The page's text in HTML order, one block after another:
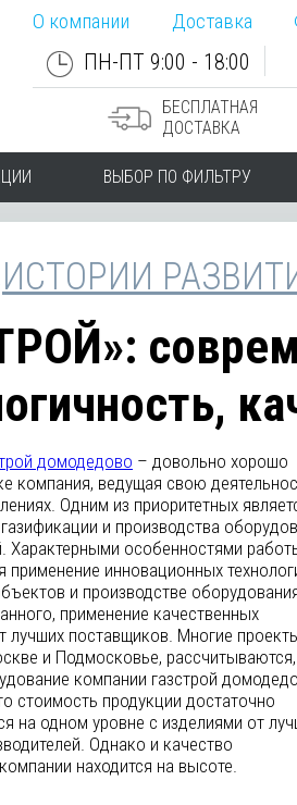
О компании Доставка
ПН-ПТ 9:00 - 18:00
БЕСПЛАТНАЯ
ДОСТАВКА
ВЫБОР ПО ФИЛЬТРУ
ИСТОРИИ
домодедово – довольно хорошо
компания, ведущая свою
Одним из приоритетных
и производства
Характерными особенностями
применение инновационных
и производстве
применение качественных
лучших поставщиков. Многие
и Подмосковье, рассчитываются,
компании газстрой
стоимость продукции достаточно
на одном уровне с изделиями от
Однако и качество
находится на высоте.